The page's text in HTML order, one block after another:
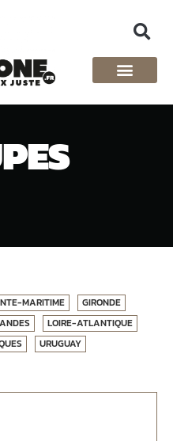
MARITIME
GIRONDE
LOIRE-ATLANTIQUE
URUGUAY